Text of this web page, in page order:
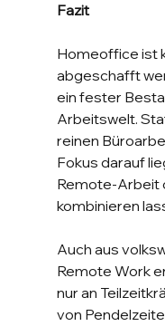
Fazit
Homeoffice ist
abgeschafft
ein fester
Arbeitswelt.
reinen
Fokus darauf
Remote-Arbeit
kombinieren
Auch aus
Remote Work
nur an
von